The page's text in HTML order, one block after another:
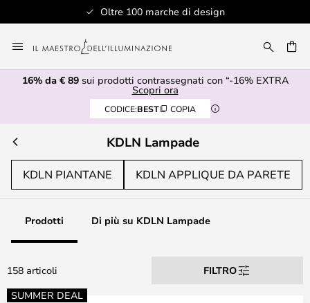
Assistenza clienti professionale
al
contenuto
16% da € 89sui prodotti contrassegnati con “-16% EXTRA
Scopri ora
CODICE:BEST COPIA
KDLN Lampade
KDLN PIANTANE KDLN APPLIQUE DA PARETE
Prodotti Di più su KDLN Lampade
158 articoli
FILTRO
SUMMER DEAL